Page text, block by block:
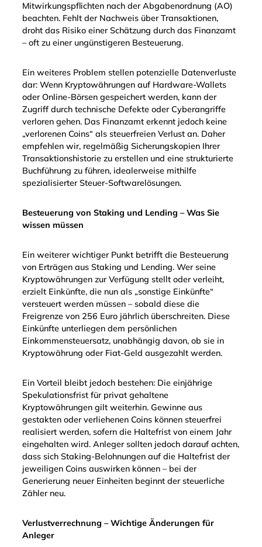
Mitwirkungspflichten nach der Abgabenordnung (AO)
beachten. Fehlt der Nachweis über Transaktionen,
droht das Risiko einer Schätzung durch das Finanzamt
– oft zu einer ungünstigeren Besteuerung.
Ein weiteres Problem stellen potenzielle Datenverluste
dar: Wenn Kryptowährungen auf Hardware-Wallets
oder Online-Börsen gespeichert werden, kann der
Zugriff durch technische Defekte oder Cyberangriffe
verloren gehen. Das Finanzamt erkennt jedoch keine
„verlorenen Coins“ als steuerfreien Verlust an. Daher
empfehlen wir, regelmäßig Sicherungskopien Ihrer
Transaktionshistorie zu erstellen und eine strukturierte
Buchführung zu führen, idealerweise mithilfe
spezialisierter Steuer-Softwarelösungen.
Besteuerung von Staking und Lending – Was Sie
wissen müssen
Ein weiterer wichtiger Punkt betrifft die Besteuerung
von Erträgen aus Staking und Lending. Wer seine
Kryptowährungen zur Verfügung stellt oder verleiht,
erzielt Einkünfte, die nun als „sonstige Einkünfte“
versteuert werden müssen – sobald diese die
Freigrenze von 256 Euro jährlich überschreiten. Diese
Einkünfte unterliegen dem persönlichen
Einkommensteuersatz, unabhängig davon, ob sie in
Kryptowährung oder Fiat-Geld ausgezahlt werden.
Ein Vorteil bleibt jedoch bestehen: Die einjährige
Spekulationsfrist für privat gehaltene
Kryptowährungen gilt weiterhin. Gewinne aus
gestakten oder verliehenen Coins können steuerfrei
realisiert werden, sofern die Haltefrist von einem Jahr
eingehalten wird. Anleger sollten jedoch darauf achten,
dass sich Staking-Belohnungen auf die Haltefrist der
jeweiligen Coins auswirken können – bei der
Generierung neuer Einheiten beginnt der steuerliche
Zähler neu.
Verlustverrechnung – Wichtige Änderungen für
Anleger